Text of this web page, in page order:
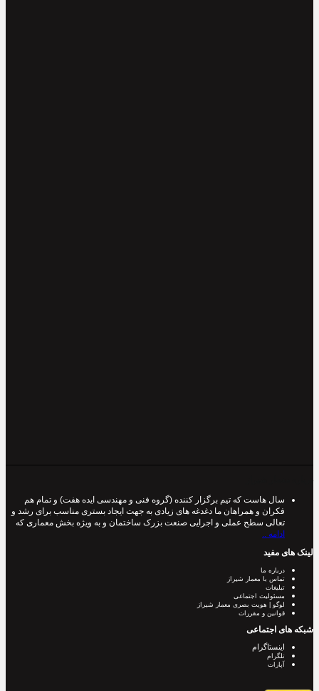
سال هاست که تیم برگزار کننده (گروه فنی و مهندسی ایده هفت) و تمام هم
فکران و همراهان ما دغدغه های زیادی به جهت ایجاد بستری مناسب برای رشد و
تعالی سطح عملی و اجرایی صنعت بزرک ساختمان و به ویژه بخش معماری که
ادامه ..
لینک های مفید
درباره ما
تماس با معمار شیراز
تبلیغات
مسئولیت اجتماعی
لوگو | هویت بصری معمار شیراز
قوانین و مقررات
شبکه های اجتماعی
اینستاگرام
تلگرام
آپارات